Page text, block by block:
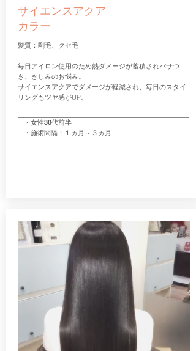
サイエンスアクア
カラー
髪質：剛毛、クセ毛
毎日アイロン使用のため熱ダメージが蓄積されパサつ
き、きしみのお悩み。
サイエンスアクアでダメージが軽減され、毎日のスタイ
リングもツヤ感がUP。
・女性30代前半
・施術間隔：１ヵ月～３ヵ月